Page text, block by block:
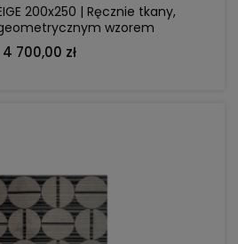
200x250 | Ręcznie tkany,
wzorem
4 700,00 zł